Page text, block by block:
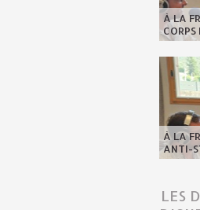
À LA
À LA
ANTI-
LES